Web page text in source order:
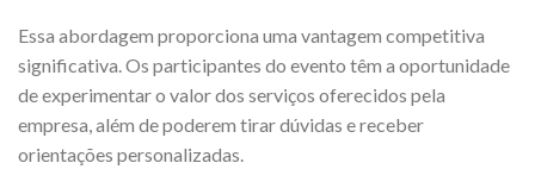
Essa abordagem proporciona uma vantagem competitiva
significativa. Os participantes do evento têm a oportunidade
de experimentar o valor dos serviços oferecidos pela
empresa, além de poderem tirar dúvidas e receber
orientações personalizadas.